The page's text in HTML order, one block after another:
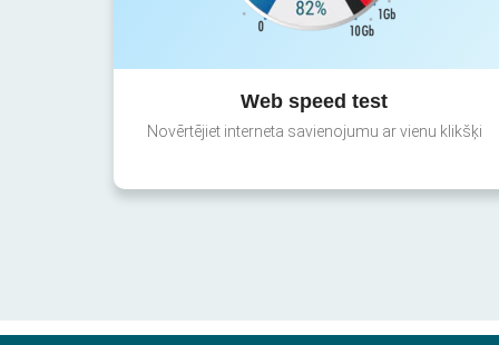
Web speed test
Novērtējiet interneta savienojumu ar vienu klikšķi